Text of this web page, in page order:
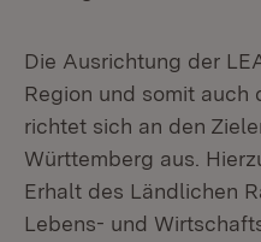
Die Ausrichtung der
Region und somit auch
richtet sich an den
Württemberg aus.
Erhalt des Ländlichen
Lebens- und